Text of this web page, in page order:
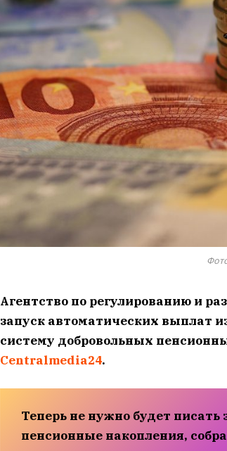
Агентство по регулированию и
запуск автоматических выплат
систему добровольных
Centralmedia24.
Теперь не нужно будет
пенсионные накопления,